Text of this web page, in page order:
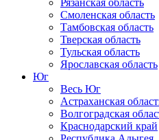
Рязанская область
Смоленская область
Тамбовская область
Тверская область
Тульская область
Ярославская область
Юг
Весь Юг
Астраханская
Волгоградская
Краснодарский край